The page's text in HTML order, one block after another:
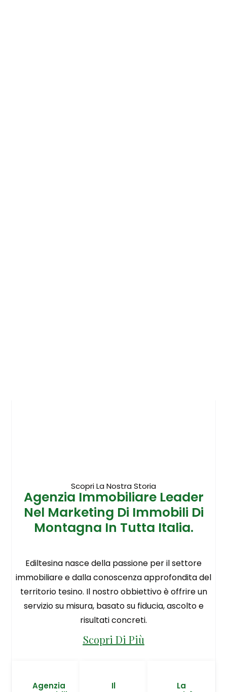
Scopri La Nostra Storia
Agenzia Immobiliare Leader
Nel Marketing Di Immobili Di
Montagna In Tutta Italia.
Ediltesina nasce della passione per il settore
immobiliare e dalla conoscenza approfondita del
territorio tesino. Il nostro obbiettivo è offrire un
servizio su misura, basato su fiducia, ascolto e
risultati concreti.
Scopri Di Più
Agenzia
Il
La